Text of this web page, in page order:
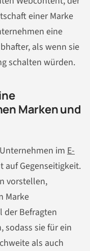
einer Marke
eine
als wenn sie
schalten würden.
Marken und
im E-
auf Gegenseitigkeit.
vorstellen,
Marke
der Befragten
sodass sie für ein
als auch